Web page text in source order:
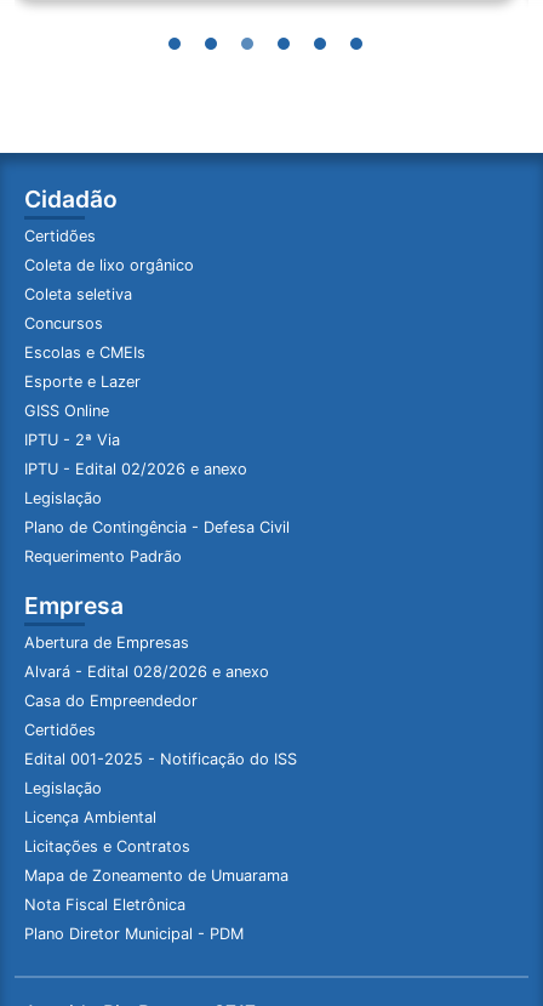
Cidadão
Certidões
Coleta de lixo orgânico
Coleta seletiva
Concursos
Escolas e CMEIs
Esporte e Lazer
GISS Online
IPTU - 2ª Via
IPTU - Edital 02/2026 e anexo
Legislação
Plano de Contingência - Defesa Civil
Requerimento Padrão
Empresa
Abertura de Empresas
Alvará - Edital 028/2026 e anexo
Casa do Empreendedor
Certidões
Edital 001-2025 - Notificação do ISS
Legislação
Licença Ambiental
Licitações e Contratos
Mapa de Zoneamento de Umuarama
Nota Fiscal Eletrônica
Plano Diretor Municipal - PDM